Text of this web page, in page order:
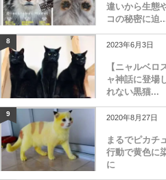
違いから生態
コの秘密に迫
8 2023年6月3日
【ニャルベ
ャ神話に登場
れない黒猫...
9 2020年8月27日
まるでピカチ
行動で黄色に
に